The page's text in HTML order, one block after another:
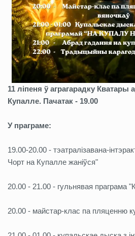
11 ліпеня ў аграгарадку Кватары
Купалле. Пачатак - 19.00
У праграме:
19.00-20.00 - тэатралізавана-
Чорт на Купалле жаніўся"
20.00 - 21.00 - гульнявая праграма
20.00 - майстар-клас па пляценню